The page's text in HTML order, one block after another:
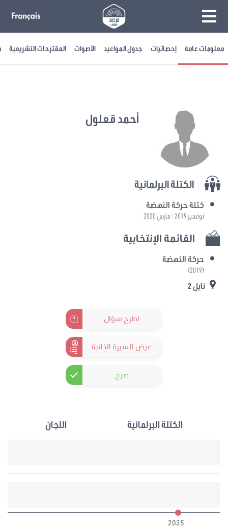
معلومات عامة إحصائيات جدول المواعيد الأصوات المقترحات التشريعية
أحمد قعلول
الكتلة البرلمانية
كتلة حركة النهضة
نوفمبر 2019 - مارس 2020
القائمة الإنتخابية
حركة النهضة
(2019)
نابل 2
اطرح سؤال
عرض السيرة الذاتية
صرح
الكتلة البرلمانية اللجان
2025